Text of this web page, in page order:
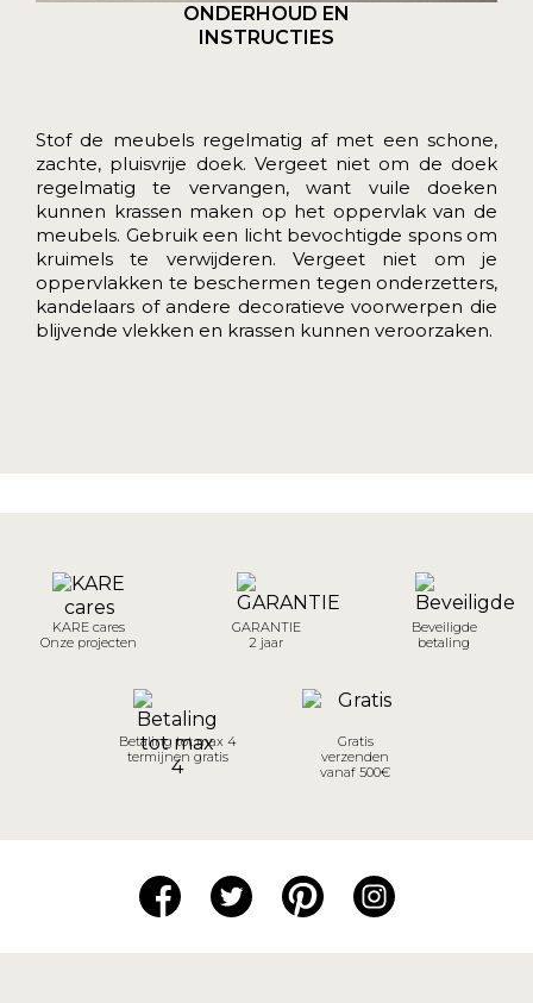
ONDERHOUD EN
INSTRUCTIES
Stof de meubels regelmatig af met een schone,
zachte, pluisvrije doek. Vergeet niet om de doek
regelmatig te vervangen, want vuile doeken
kunnen krassen maken op het oppervlak van de
meubels. Gebruik een licht bevochtigde spons om
kruimels te verwijderen. Vergeet niet om je
oppervlakken te beschermen tegen onderzetters,
kandelaars of andere decoratieve voorwerpen die
blijvende vlekken en krassen kunnen veroorzaken.
KARE cares
Onze projecten
GARANTIE
2 jaar
Beveiligde
betaling
Betaling tot max 4
termijnen gratis
Gratis
verzenden
vanaf 500€